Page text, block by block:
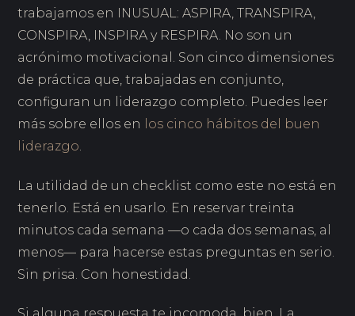
trabajamos en INUSUAL: ASPIRA, TRANSPIRA,
CONSPIRA, INSPIRA y RESPIRA. No son un
acrónimo motivacional. Son cinco dimensiones
de práctica que, trabajadas en conjunto,
configuran un liderazgo completo. Puedes leer
más sobre ellos en
los cinco hábitos del buen
liderazgo.
La utilidad de un checklist como este no está en
tenerlo. Está en usarlo. En reservar treinta
minutos cada semana —o cada dos semanas, al
menos— para hacerse estas preguntas en serio.
Sin prisa. Con honestidad.